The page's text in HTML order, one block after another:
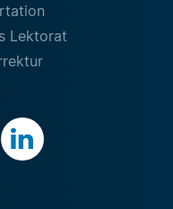
Lektorat